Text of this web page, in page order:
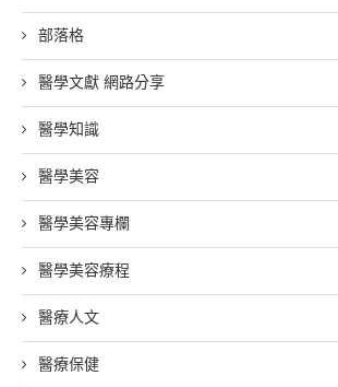
部落格
醫學文獻 網路分享
醫學知識
醫學美容
醫學美容專欄
醫學美容療程
醫療人文
醫療保健